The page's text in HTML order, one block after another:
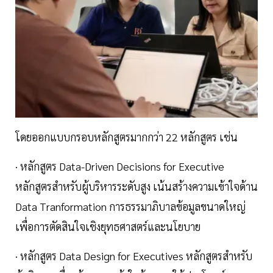
โดยออกแบบกรอบหลักสูตรมากกว่า 22 หลักสูตร เช่น
· หลักสูตร Data-Driven Decisions for Executive
หลักสูตรสำหรับผู้บริหารระดับสูง เน้นสร้างความเข้าใจด้าน
Data Tranformation การธรรมาภิบาลข้อมูลขนาดใหญ่
เพื่อการตัดสินใจเชิงยุทธศาสตร์และนโยบาย
· หลักสูตร Data Design for Executives หลักสูตรสำหรับ